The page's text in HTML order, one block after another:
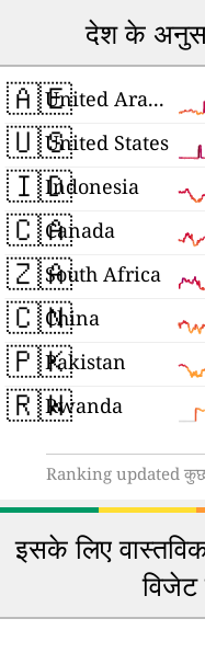
देश के
🇦🇪 United Arab Emirates
🇺🇸United States
🇮🇩Indonesia
🇨🇦Canada
🇿🇦South Africa
🇨🇳China
🇵🇰Pakistan
🇷🇼Rwanda
Ranking updated कुछ
इसके लिए